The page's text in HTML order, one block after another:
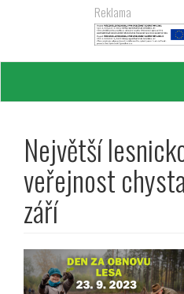
Reklama
Největší
veřejnost
září